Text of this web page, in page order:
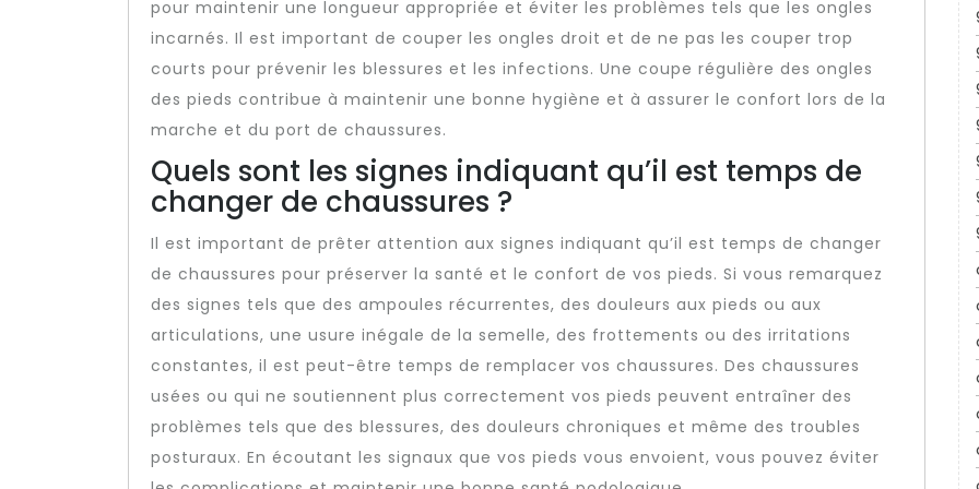
pour maintenir une longueur appropriée et éviter les problèmes tels que les ongles
incarnés. Il est important de couper les ongles droit et de ne pas les couper trop
courts pour prévenir les blessures et les infections. Une coupe régulière des ongles
des pieds contribue à maintenir une bonne hygiène et à assurer le confort lors de la
marche et du port de chaussures.
Quels sont les signes indiquant qu’il est temps de
changer de chaussures ?
Il est important de prêter attention aux signes indiquant qu’il est temps de changer
de chaussures pour préserver la santé et le confort de vos pieds. Si vous remarquez
des signes tels que des ampoules récurrentes, des douleurs aux pieds ou aux
articulations, une usure inégale de la semelle, des frottements ou des irritations
constantes, il est peut-être temps de remplacer vos chaussures. Des chaussures
usées ou qui ne soutiennent plus correctement vos pieds peuvent entraîner des
problèmes tels que des blessures, des douleurs chroniques et même des troubles
posturaux. En écoutant les signaux que vos pieds vous envoient, vous pouvez éviter